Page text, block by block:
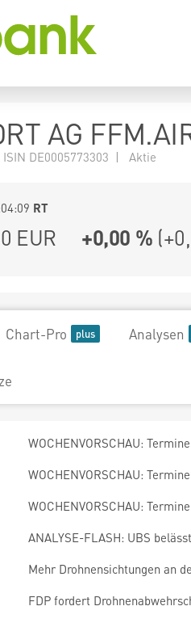
AG
DE0005773303 | Aktie
RT
EUR +0,00 % (
Chart-Pro Analysen
WOCHENVORSCHAU:
WOCHENVORSCHAU:
WOCHENVORSCHAU:
ANALYSE-FLASH: UBS
Mehr Drohnensichtungen an
FDP fordert